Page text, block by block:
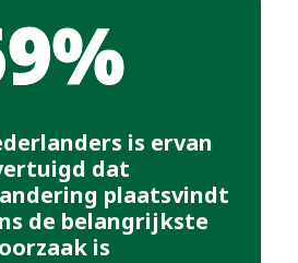
is ervan
dat
plaatsvindt
de belangrijkste
oorzaak is